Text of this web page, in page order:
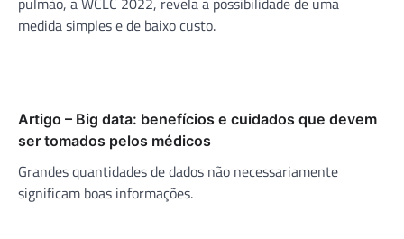
medida simples e de baixo custo.
Artigo – Big data: benefícios e cuidados que devem
ser tomados pelos médicos
Grandes quantidades de dados não necessariamente
significam boas informações.